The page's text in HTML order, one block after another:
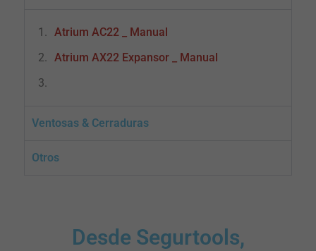
Atrium AC22 _ Manual
Atrium AX22 Expansor _ Manual
Ventosas & Cerraduras
Otros
Desde Segurtools,